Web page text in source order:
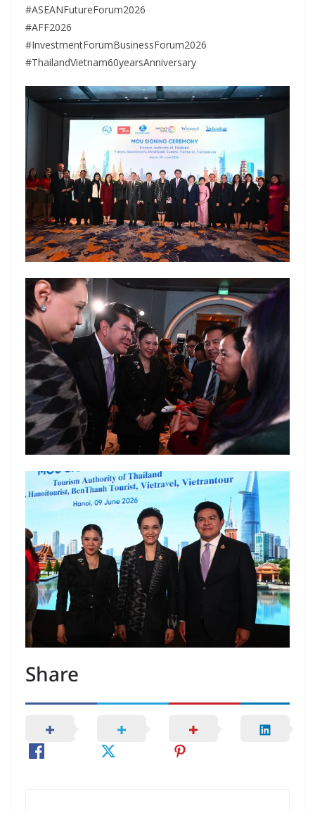
#ASEANFutureForum2026
#AFF2026
#InvestmentForumBusinessForum2026
#ThailandVietnam60yearsAnniversary
Share